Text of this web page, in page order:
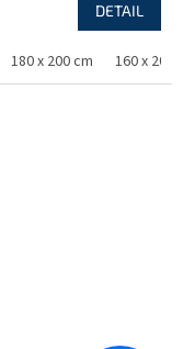
DETAIL
180 x 200 cm 160 x 200